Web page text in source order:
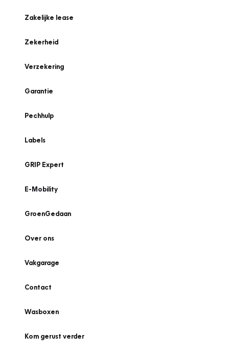
Zakelijke lease
Zekerheid
Verzekering
Garantie
Pechhulp
Labels
GRIP Expert
E-Mobility
GroenGedaan
Over ons
Vakgarage
Contact
Wasboxen
Kom gerust verder